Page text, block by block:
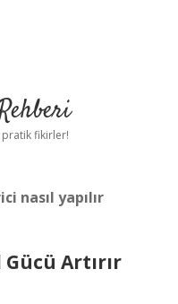
pratik fikirler!
nasıl yapılır
Gücü Artırır